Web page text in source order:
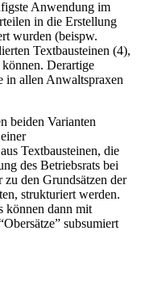
Anwendung im
in die Erstellung
wurden (beispw.
Textbausteinen (4),
Derartige
in allen Anwaltspraxen
beiden Varianten
Textbausteinen, die
des Betriebsrats bei
den Grundsätzen der
strukturiert werden.
können dann mit
subsumiert